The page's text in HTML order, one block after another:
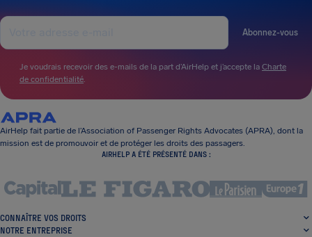
Abonnez-vous
Je voudrais recevoir des e-mails de la part d’AirHelp et j’accepte la Charte
de confidentialité.
AirHelp fait partie de l’Association of Passenger Rights Advocates (APRA), dont la
mission est de promouvoir et de protéger les droits des passagers.
AIRHELP A ÉTÉ PRÉSENTÉ DANS :
CONNAÎTRE VOS DROITS
NOTRE ENTREPRISE